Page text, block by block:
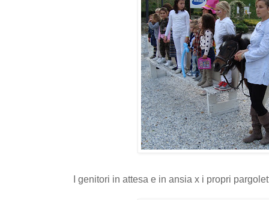
I genitori in attesa e in ansia x i propri